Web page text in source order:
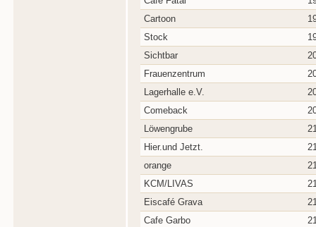
Cartoon
Stock
Sichtbar
Frauenzentrum
Lagerhalle e.V.
Comeback
Löwengrube
Hier.und Jetzt.
orange
KCM/LIVAS
Eiscafé Grava
Cafe Garbo